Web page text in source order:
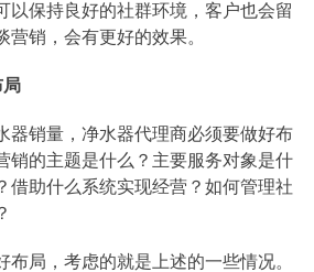
以保持良好的社群环境，客户也会留
营销，会有更好的效果。
局
器销量，净水器代理商必须要做好布
销的主题是什么？主要服务对象是什
借助什么系统实现经营？如何管理社
布局，考虑的就是上述的一些情况。